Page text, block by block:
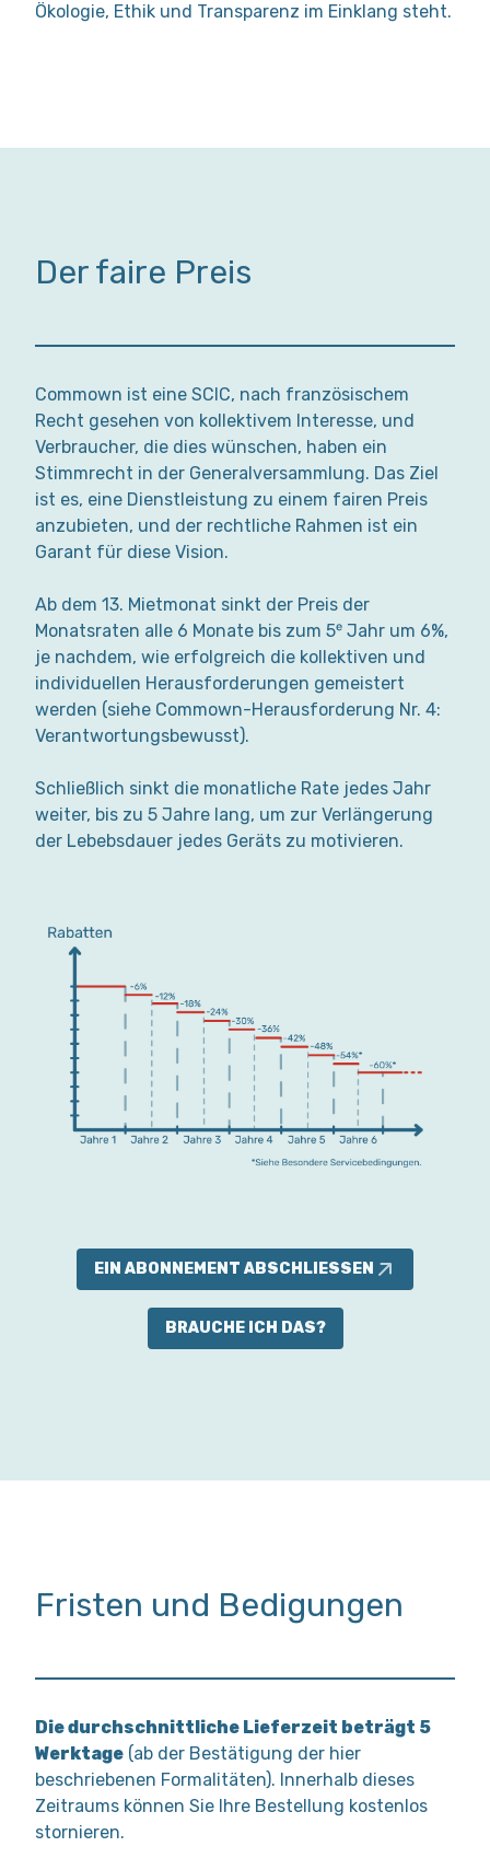
Ökologie, Ethik und Transparenz im Einklang steht.
Der faire Preis
Commown ist eine SCIC, nach französischem
Recht gesehen von kollektivem Interesse, und
Verbraucher, die dies wünschen, haben ein
Stimmrecht in der Generalversammlung. Das Ziel
ist es, eine Dienstleistung zu einem fairen Preis
anzubieten, und der rechtliche Rahmen ist ein
Garant für diese Vision.
Ab dem 13. Mietmonat sinkt der Preis der
Monatsraten alle 6 Monate bis zum 5ᵉ Jahr um 6%,
je nachdem, wie erfolgreich die kollektiven und
individuellen Herausforderungen gemeistert
werden (siehe Commown-Herausforderung Nr. 4:
Verantwortungsbewusst).
Schließlich sinkt die monatliche Rate jedes Jahr
weiter, bis zu 5 Jahre lang, um zur Verlängerung
der Lebebsdauer jedes Geräts zu motivieren.
EIN ABONNEMENT ABSCHLIESSEN
BRAUCHE ICH DAS?
Fristen und Bedigungen
Die durchschnittliche Lieferzeit beträgt 5
Werktage (ab der Bestätigung der hier
beschriebenen Formalitäten). Innerhalb dieses
Zeitraums können Sie Ihre Bestellung kostenlos
stornieren.